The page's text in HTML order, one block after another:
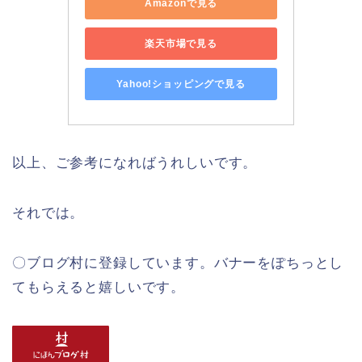
Amazonで見る
楽天市場で見る
Yahoo!ショッピングで見る
以上、ご参考になればうれしいです。
それでは。
〇ブログ村に登録しています。バナーをぽちっとし
てもらえると嬉しいです。